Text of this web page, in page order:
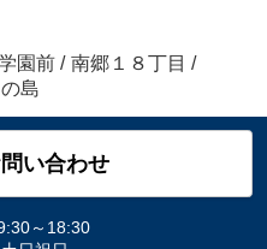
園前 / 南郷１８丁目 /
島
い合わせ
～18:30